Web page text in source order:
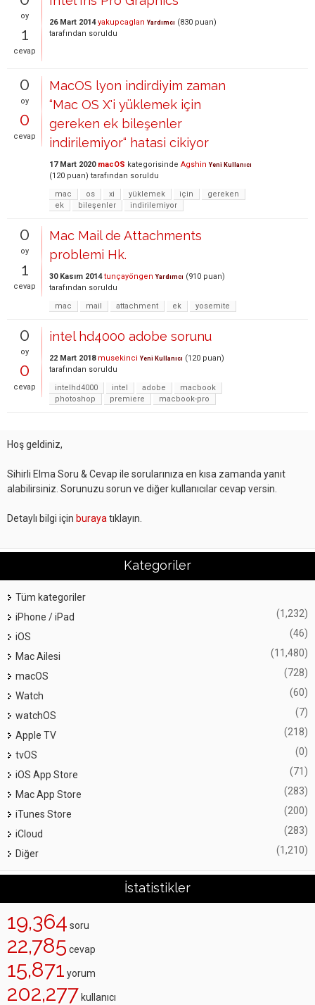
oy
1
cevap
26 Mart 2014 yakupcaglan Yardımcı (830 puan)
tarafından soruldu
0
oy
0
cevap
MacOS lyon indirdiyim zaman
“Mac OS X'i yüklemek için
gereken ek bileşenler
indirilemiyor“ hatasi cikiyor
17 Mart 2020 macOS kategorisinde Agshin Yeni Kullanıcı
(120 puan) tarafından soruldu
mac
os xi yüklemek için
gereken
ek
bileşenler indirilemiyor
0
oy
1
cevap
Mac Mail de Attachments
problemi Hk.
30 Kasım 2014 tunçayöngen Yardımcı (910 puan)
tarafından soruldu
mac
mail attachment ek yosemite
0
oy
0
cevap
intel hd4000 adobe sorunu
22 Mart 2018 musekinci Yeni Kullanıcı (120 puan)
tarafından soruldu
intelhd4000
intel adobe
macbook
photoshop
premiere macbook-pro
Hoş geldiniz,
Sihirli Elma Soru & Cevap ile sorularınıza en kısa zamanda yanıt
alabilirsiniz. Sorunuzu sorun ve diğer kullanıcılar cevap versin.
Detaylı bilgi için buraya tıklayın.
Kategoriler
Tüm kategoriler
iPhone / iPad
(1,232)
iOS (46)
Mac Ailesi (11,480)
macOS (728)
Watch (60)
watchOS (7)
Apple TV (218)
tvOS (0)
iOS App Store (71)
Mac App Store (283)
iTunes Store (200)
iCloud (283)
Diğer (1,210)
İstatistikler
19,364 soru
22,785 cevap
15,871 yorum
202,277 kullanıcı